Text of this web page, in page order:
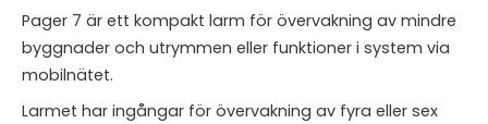
Pager 7 är ett kompakt larm för övervakning av mindre
byggnader och utrymmen eller funktioner i system via
mobilnätet.
Larmet har ingångar för övervakning av fyra eller sex